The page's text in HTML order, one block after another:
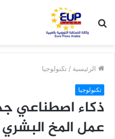
عن
الرئيسية / تكنولوجيا
تكنولوجيا
ذكاء اصطناعي
عمل المخ البشري